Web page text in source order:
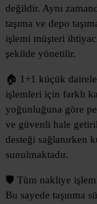
değildir. Aynı
taşıma ve depo
işlemi müşteri
şekilde yönetilir.
🏠 1+1 küçük
işlemleri için farklı
yoğunluğuna göre
ve güvenli hale
desteği sağlanırken
sunulmaktadır.
🛡️ Tüm nakliye
Bu sayede taşınma